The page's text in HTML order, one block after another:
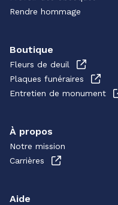
Rendre hommage
Boutique
Fleurs de deuil
Plaques funéraires
Entretien de monument
À propos
Notre mission
Carrières
Aide